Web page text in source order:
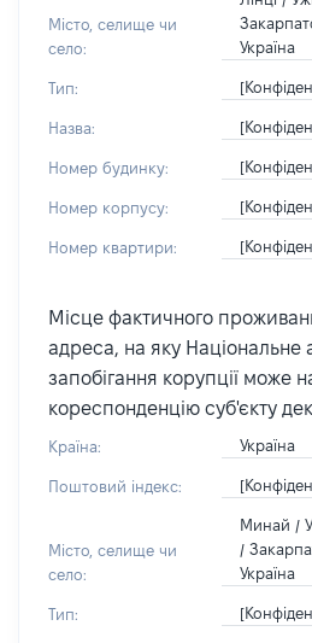
Місто, селище чи
село:
Україна
Тип:
Назва:
Номер будинку:
Номер корпусу:
Номер квартири:
Місце фактичного
адреса, на яку Національне
запобігання корупції може
кореспонденцію суб'єкту
Країна: Україна
Поштовий індекс:
Місто, селище чи
село:
Минай /
/
Україна
Тип: